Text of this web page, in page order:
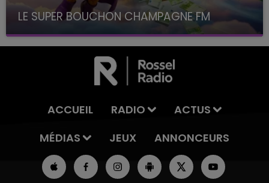
LE SUPER BOUCHON CHAMPAGNE FM
avec La Famille Champagne FM, à 8H10
ACCUEIL RADIO
ACTUS
MÉDIAS
JEUX ANNONCEURS